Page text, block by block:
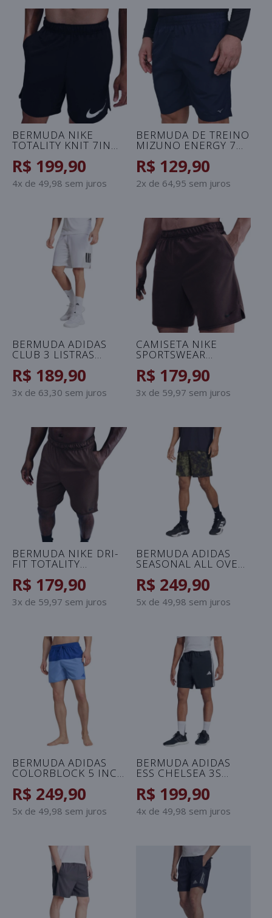
BERMUDA NIKE
TOTALITY KNIT 7IN
R$ 199,90
4x de 49,98 sem juros
BERMUDA DE TREINO
MIZUNO ENERGY 7
MARINHO
R$ 129,90
2x de 64,95 sem juros
BERMUDA ADIDAS
CLUB 3 LISTRAS
BRANCO
R$ 189,90
3x de 63,30 sem juros
CAMISETA NIKE
SPORTSWEAR
MASCULINA -
MARROM
R$ 179,90
3x de 59,97 sem juros
BERMUDA NIKE DRI-
FIT TOTALITY
MARROM
R$ 179,90
3x de 59,97 sem juros
BERMUDA ADIDAS
SEASONAL ALL OVER
VERDE/PRETO
R$ 249,90
5x de 49,98 sem juros
BERMUDA ADIDAS
COLORBLOCK 5 INCH
AZUL/AZUL CELESTE
R$ 249,90
5x de 49,98 sem juros
BERMUDA ADIDAS
ESS CHELSEA 3S
PRETO/BRANCO
R$ 199,90
4x de 49,98 sem juros